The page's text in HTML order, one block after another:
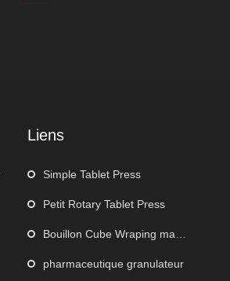
Liens
Simple Tablet Press
Petit Rotary Tablet Press
Bouillon Cube Wraping machine
pharmaceutique granulateur